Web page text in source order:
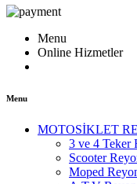
Menu
Online Hizmetler
Menu
MOTOSİKLET
3 ve 4 Teker
Scooter
Moped